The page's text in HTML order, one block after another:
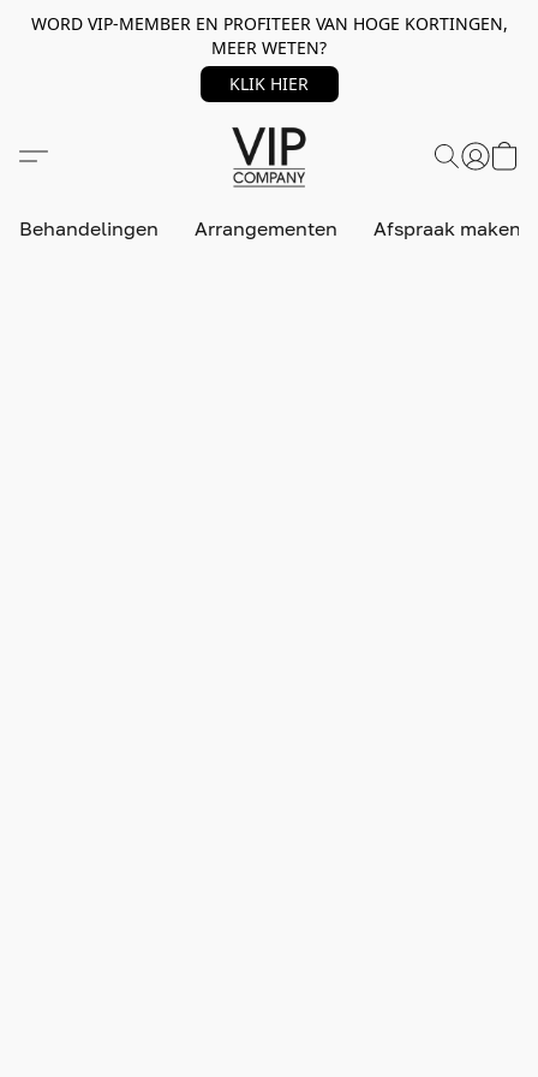
WORD VIP-MEMBER EN PROFITEER VAN HOGE KORTINGEN,
MEER WETEN?
KLIK HIER
Behandelingen Arrangementen Afspraak maken